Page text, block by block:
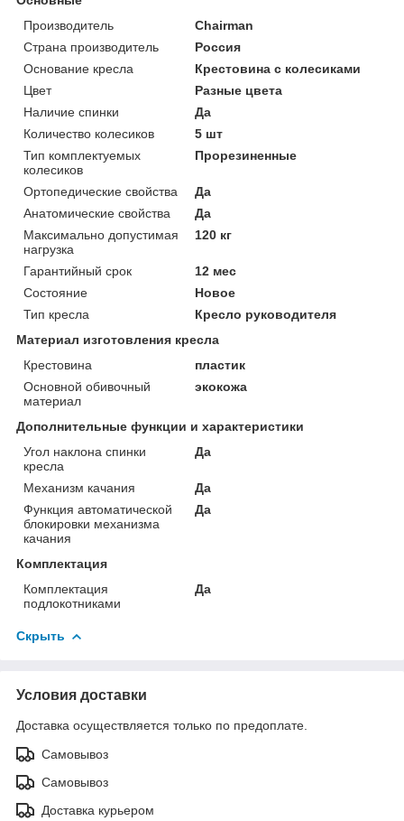
Производитель
Chairman
Страна производитель
Россия
Основание кресла
Крестовина с колесиками
Цвет
Разные цвета
Наличие спинки
Да
Количество колесиков
5 шт
Тип комплектуемых
колесиков
Прорезиненные
Ортопедические свойства
Да
Анатомические свойства
Да
Максимально допустимая
нагрузка
120 кг
Гарантийный срок
12 мес
Состояние
Новое
Тип кресла
Кресло руководителя
Материал изготовления кресла
Крестовина
пластик
Основной обивочный
материал
экокожа
Дополнительные функции и характеристики
Угол наклона спинки
кресла
Да
Механизм качания
Да
Функция автоматической
блокировки механизма
качания
Да
Комплектация
Комплектация
подлокотниками
Да
Скрыть
Условия доставки
Доставка осуществляется только по предоплате.
Самовывоз
Самовывоз
Доставка курьером